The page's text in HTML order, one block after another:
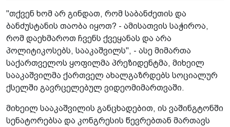
"თქვენ ხომ არ გინდათ, რომ საბანძეთის და
ბანძუსტანის თაობა იყოთ? - ამისათვის საჭიროა,
რომ დაეხმაროთ ჩვენს ქვეყანას და არა
პოლიტიკოსებს, სააკაშვილს", - ასე მიმართა
საქართველოს ყოფილმა პრეზიდენტმა, მიხეილ
სააკაშვილმა ქართველ ახალგაზრდებს სოციალურ
ქსელში გავრცელებულ ვიდეომიმართვაში.
მიხეილ სააკაშვილის განცხადებით, ის ვაშინგტონში
სენატორებსა და კონგრესის წევრებთან მართავს